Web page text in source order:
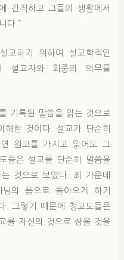
간직하고 그들의 생활에서
다.”
교하기 위하여 설교학적인
설교자와 회중의 의무를
기록된 말씀을 읽는 것으로
한 것이다. 설교가 단순히
원고를 가지고 읽어도 그
들은 설교를 단순히 말씀을
것으로 보았다. 죄 가운데
의 품으로 돌아오게 하기
. 그렇기 때문에 청교도들은
를 자신의 것으로 삼을 것을